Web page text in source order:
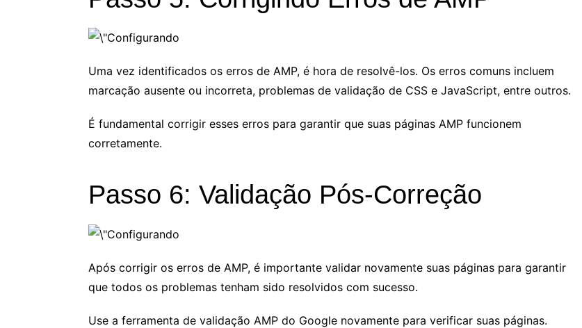
Uma vez identificados os erros de AMP, é hora de resolvê-los. Os erros comuns incluem
marcação ausente ou incorreta, problemas de validação de CSS e JavaScript, entre outros.
É fundamental corrigir esses erros para garantir que suas páginas AMP funcionem
corretamente.
Passo 6: Validação Pós-Correção
Após corrigir os erros de AMP, é importante validar novamente suas páginas para garantir
que todos os problemas tenham sido resolvidos com sucesso.
Use a ferramenta de validação AMP do Google novamente para verificar suas páginas.